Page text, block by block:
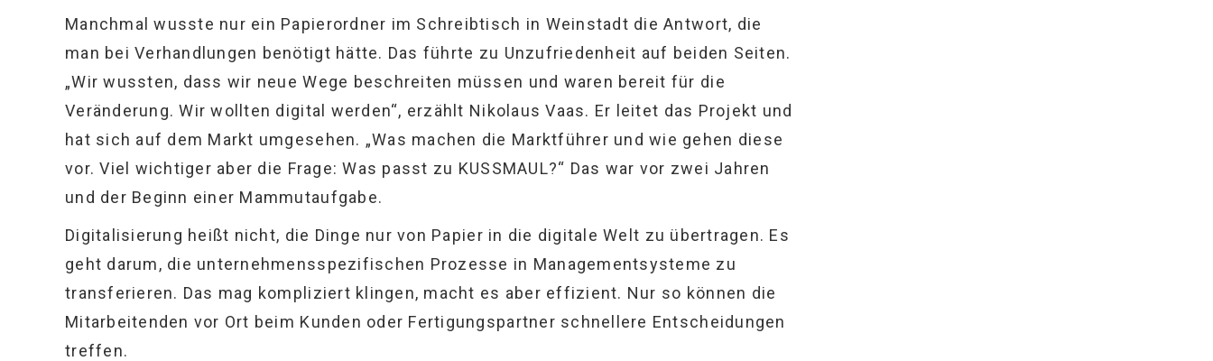
Manchmal wusste nur ein Papierordner im Schreibtisch in Weinstadt die Antwort, die
man bei Verhandlungen benötigt hätte. Das führte zu Unzufriedenheit auf beiden Seiten.
„Wir wussten, dass wir neue Wege beschreiten müssen und waren bereit für die
Veränderung. Wir wollten digital werden“, erzählt Nikolaus Vaas. Er leitet das Projekt und
hat sich auf dem Markt umgesehen. „Was machen die Marktführer und wie gehen diese
vor. Viel wichtiger aber die Frage: Was passt zu KUSSMAUL?“ Das war vor zwei Jahren
und der Beginn einer Mammutaufgabe.
Digitalisierung heißt nicht, die Dinge nur von Papier in die digitale Welt zu übertragen. Es
geht darum, die unternehmensspezifischen Prozesse in Managementsysteme zu
transferieren. Das mag kompliziert klingen, macht es aber effizient. Nur so können die
Mitarbeitenden vor Ort beim Kunden oder Fertigungspartner schnellere Entscheidungen
treffen.